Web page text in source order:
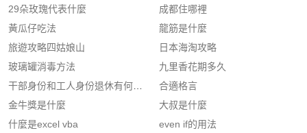
29朵玫瑰代表什麼
黃瓜仔吃法
旅遊攻略四姑娘山
玻璃罐消毒方法
干部身份和工人身份退休有何不同
金牛獎是什麼
什麼是excel vba
成都住哪裡
龍筋是什麼
日本海淘攻略
九里香花期多久
合適格言
大叔是什麼
even if的用法